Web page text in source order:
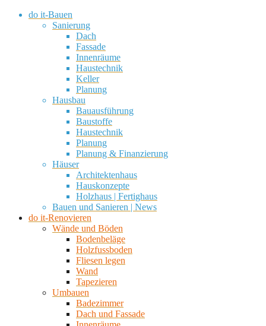
do it-Bauen
Sanierung
Dach
Fassade
Innenräume
Haustechnik
Keller
Planung
Hausbau
Bauausführung
Baustoffe
Haustechnik
Planung
Planung & Finanzierung
Häuser
Architektenhaus
Hauskonzepte
Holzhaus | Fertighaus
Bauen und Sanieren | News
do it-Renovieren
Wände und Böden
Bodenbeläge
Holzfussboden
Fliesen legen
Wand
Tapezieren
Umbauen
Badezimmer
Dach und Fassade